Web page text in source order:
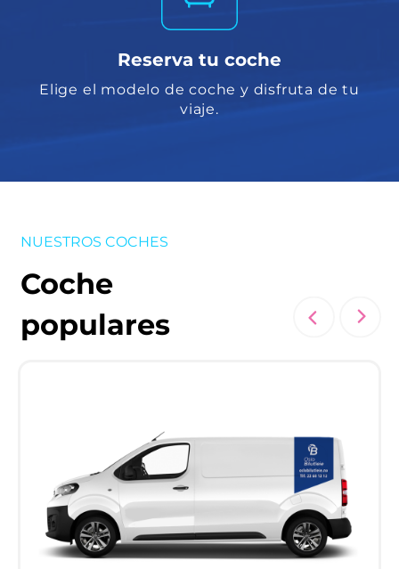
Reserva tu coche
Elige el modelo de coche y disfruta de tu
viaje.
NUESTROS COCHES
Coche
populares